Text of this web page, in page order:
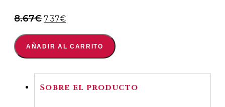
8.67€El
era:
8.67€.
7.37€El
es:
7.37€.
AÑADIR AL CARRITO
Sobre el producto